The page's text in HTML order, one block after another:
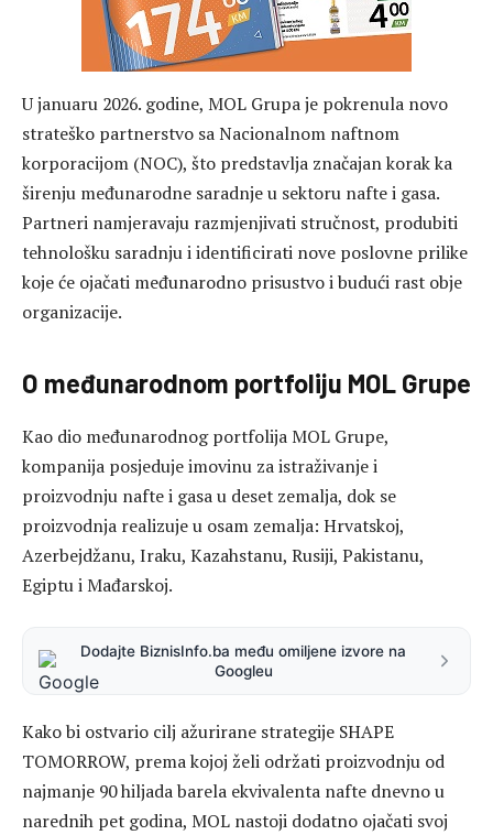
U januaru 2026. godine, MOL Grupa je pokrenula novo
strateško partnerstvo sa Nacionalnom naftnom
korporacijom (NOC), što predstavlja značajan korak ka
širenju međunarodne saradnje u sektoru nafte i gasa.
Partneri namjeravaju razmjenjivati stručnost, produbiti
tehnološku saradnju i identificirati nove poslovne prilike
koje će ojačati međunarodno prisustvo i budući rast obje
organizacije.
O međunarodnom portfoliju MOL Grupe
Kao dio međunarodnog portfolija MOL Grupe,
kompanija posjeduje imovinu za istraživanje i
proizvodnju nafte i gasa u deset zemalja, dok se
proizvodnja realizuje u osam zemalja: Hrvatskoj,
Azerbejdžanu, Iraku, Kazahstanu, Rusiji, Pakistanu,
Egiptu i Mađarskoj.
Dodajte BiznisInfo.ba među omiljene izvore na
Googleu
Kako bi ostvario cilj ažurirane strategije SHAPE
TOMORROW, prema kojoj želi održati proizvodnju od
najmanje 90 hiljada barela ekvivalenta nafte dnevno u
narednih pet godina, MOL nastoji dodatno ojačati svoj